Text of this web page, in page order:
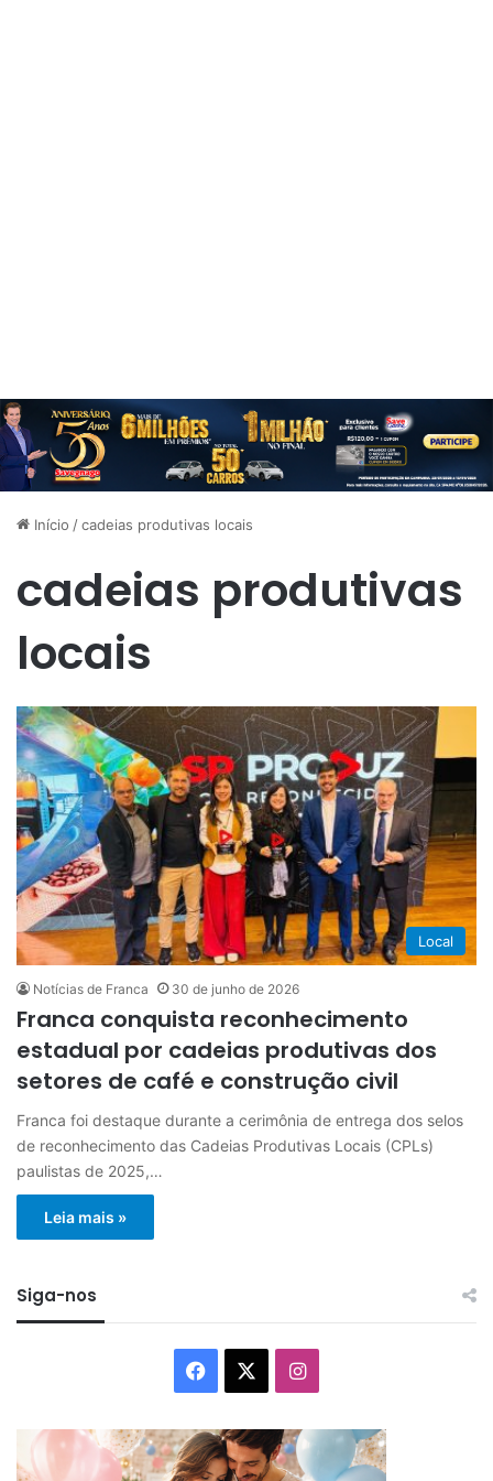
Início /cadeias produtivas locais
cadeias produtivas
locais
Local
Notícias de Franca 30 de junho de 2026
Franca conquista reconhecimento
estadual por cadeias produtivas dos
setores de café e construção civil
Franca foi destaque durante a cerimônia de entrega dos selos
de reconhecimento das Cadeias Produtivas Locais (CPLs)
paulistas de 2025,…
Leia mais »
Siga-nos
Facebook Instagram